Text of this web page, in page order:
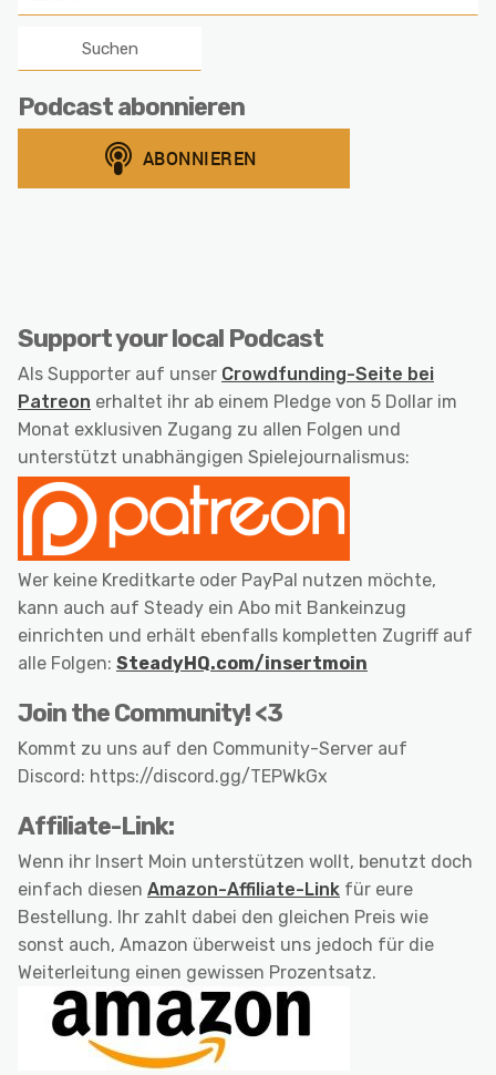
nach:
Podcast abonnieren
Support your local Podcast
Als Supporter auf unser Crowdfunding-Seite bei
Patreon erhaltet ihr ab einem Pledge von 5 Dollar im
Monat exklusiven Zugang zu allen Folgen und
unterstützt unabhängigen Spielejournalismus:
Wer keine Kreditkarte oder PayPal nutzen möchte,
kann auch auf Steady ein Abo mit Bankeinzug
einrichten und erhält ebenfalls kompletten Zugriff auf
alle Folgen: SteadyHQ.com/insertmoin
Join the Community! <3
Kommt zu uns auf den Community-Server auf
Discord: https://discord.gg/TEPWkGx
Affiliate-Link:
Wenn ihr Insert Moin unterstützen wollt, benutzt doch
einfach diesen Amazon-Affiliate-Link für eure
Bestellung. Ihr zahlt dabei den gleichen Preis wie
sonst auch, Amazon überweist uns jedoch für die
Weiterleitung einen gewissen Prozentsatz.